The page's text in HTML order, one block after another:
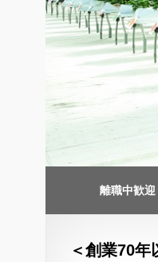
離職中歓迎
＜創業70